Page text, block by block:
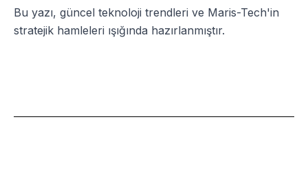
Bu yazı, güncel teknoloji trendleri ve Maris-Tech'in
stratejik hamleleri ışığında hazırlanmıştır.